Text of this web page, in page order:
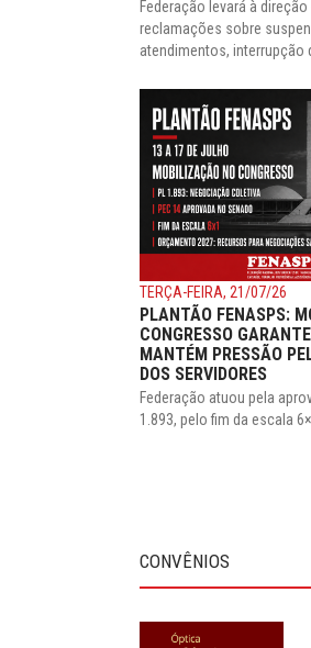
Federação levará à direção
reclamações sobre
atendimentos, interrupção
TERÇA-FEIRA, 21/07/26
PLANTÃO FENASPS:
CONGRESSO
MANTÉM PRESSÃO
DOS SERVIDORES
Federação atuou pela
1.893, pelo fim da escala
CONVÊNIOS